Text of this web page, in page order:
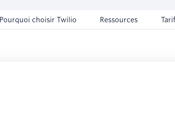
Pourquoi choisir Twilio Ressources